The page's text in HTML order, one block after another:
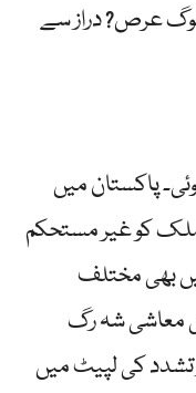
عرص? دراز سے
نہیں ہوئی۔ پاکستان میں
کو غیر مستحکم
بھی مختلف
معاشی شہ رگ
کی لپیٹ میں